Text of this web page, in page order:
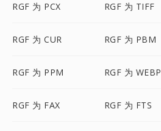
RGF 为 PCX RGF 为 TIFF
RGF 为 CUR RGF 为 PBM
RGF 为 PPM RGF 为 WEBP
RGF 为 FAX RGF 为 FTS